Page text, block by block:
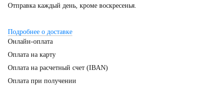
Отправка каждый день, кроме воскресенья.
Подробнее о доставке
Онлайн-оплата
Оплата на карту
Оплата на расчетный счет (IBAN)
Оплата при получении